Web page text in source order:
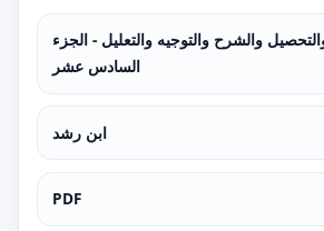
والشرح والتوجيه والتعليل - الجزء
السادس عشر
ابن رشد
PDF